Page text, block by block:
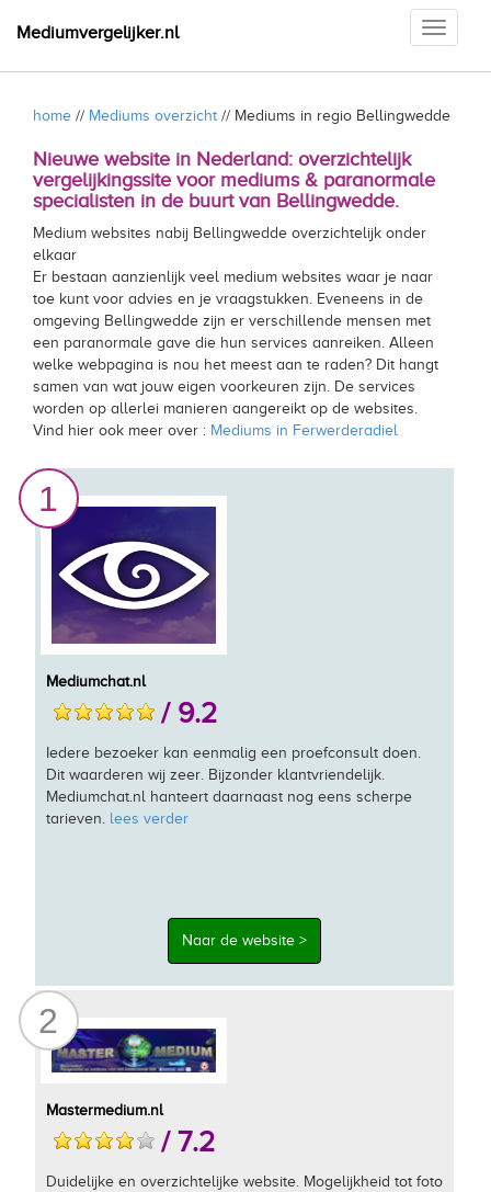
Toggle
Mediumvergelijker.nl
home // Mediums overzicht // Mediums in regio Bellingwedde
Nieuwe website in Nederland: overzichtelijk
vergelijkingssite voor mediums & paranormale
specialisten in de buurt van Bellingwedde.
Medium websites nabij Bellingwedde overzichtelijk onder
elkaar
Er bestaan aanzienlijk veel medium websites waar je naar
toe kunt voor advies en je vraagstukken. Eveneens in de
omgeving Bellingwedde zijn er verschillende mensen met
een paranormale gave die hun services aanreiken. Alleen
welke webpagina is nou het meest aan te raden? Dit hangt
samen van wat jouw eigen voorkeuren zijn. De services
worden op allerlei manieren aangereikt op de websites.
Vind hier ook meer over : Mediums in Ferwerderadiel
1
Mediumchat.nl
/ 9.2
Iedere bezoeker kan eenmalig een proefconsult doen.
Dit waarderen wij zeer. Bijzonder klantvriendelijk.
Mediumchat.nl hanteert daarnaast nog eens scherpe
tarieven. lees verder
Naar de website >
2
Mastermedium.nl
/ 7.2
Duidelijke en overzichtelijke website. Mogelijkheid tot foto